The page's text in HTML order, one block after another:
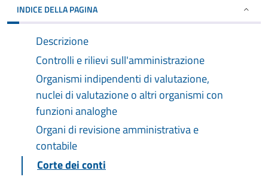
INDICE DELLA PAGINA
Descrizione
Controlli e rilievi sull'amministrazione
Organismi indipendenti di valutazione,
nuclei di valutazione o altri organismi con
funzioni analoghe
Organi di revisione amministrativa e
contabile
Corte dei conti